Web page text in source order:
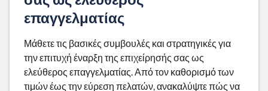
επαγγελματίας
Μάθετε τις βασικές συμβουλές και στρατηγικές για
την επιτυχή έναρξη της επιχείρησής σας ως
ελεύθερος επαγγελματίας. Από τον καθορισμό των
τιμών έως την εύρεση πελατών, ανακαλύψτε πώς να